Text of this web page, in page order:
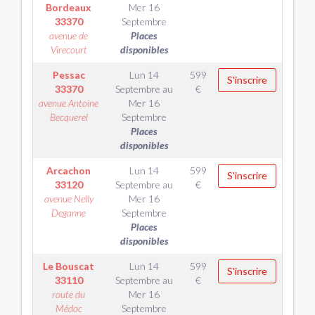
Bordeaux
33370
avenue de
Virecourt
Mer 16
Septembre
Places
disponibles
Pessac
33370
avenue Antoine
Becquerel
Lun 14
Septembre au
Mer 16
Septembre
Places
disponibles
599
€
S'inscrire
Arcachon
33120
avenue Nelly
Deganne
Lun 14
Septembre au
Mer 16
Septembre
Places
disponibles
599
€
S'inscrire
Le Bouscat
33110
route du
Médoc
Lun 14
Septembre au
Mer 16
Septembre
599
€
S'inscrire